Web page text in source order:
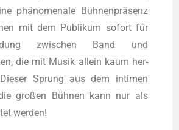
phä­no­me­na­le Büh­nen­prä­senz
mit dem Publi­kum sofort für
zwi­schen Band und
die mit Musik allein kaum her­
Sprung aus dem inti­men
gro­ßen Büh­nen kann nur als
werden!